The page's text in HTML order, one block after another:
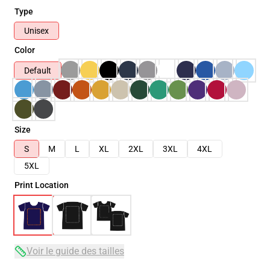
Type
Unisex
Color
Default
Size
S
M L XL 2XL 3XL
4XL
5XL
Print Location
Voir le guide des tailles